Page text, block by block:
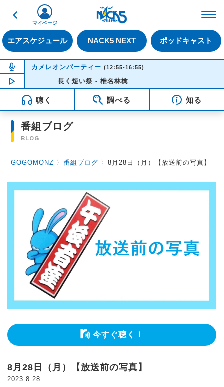
戻る
エアスケジュール NACK5 NEXT ポッドキャスト
マイページ
NOW ON AIR
カメレオンパーティー (12:55-16:55)
NOW PLAYING16:35
長く短い祭 - 椎名林檎
聴く 調べる 知る
番組ブログ
BLOG
GOGOMONZ 〉番組ブログ 〉8月28日（月）【放送前の写真】
今すぐ聴く！
8月28日（月）【放送前の写真】
2023.8.28